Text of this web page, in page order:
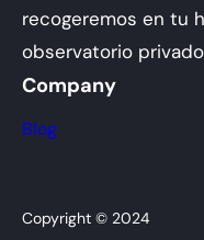
recogeremos en tu
observatorio
Company
Blog
Copyright © 2024